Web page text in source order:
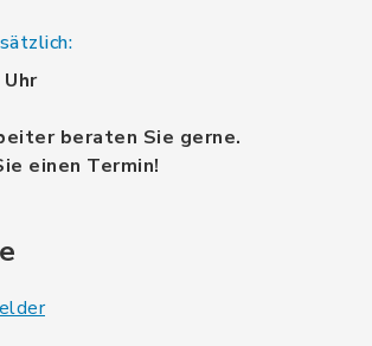
beraten Sie gerne.
einen Termin!